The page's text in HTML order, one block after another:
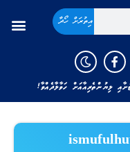
އިތުރަށް ހޯދާ
ލިޔުންތެރިއާއަށް ހަވާލާދެއްވާ!